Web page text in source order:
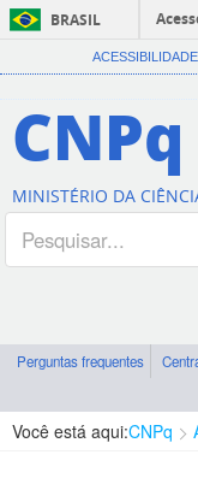
BRASIL
ACESSIBILIDADE
CNPq
MINISTÉRIO DA
Perguntas frequentes
Você está aqui:CNPq